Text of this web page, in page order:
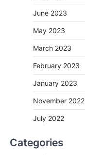
June 2023
May 2023
March 2023
February 2023
January 2023
November 2022
July 2022
Categories